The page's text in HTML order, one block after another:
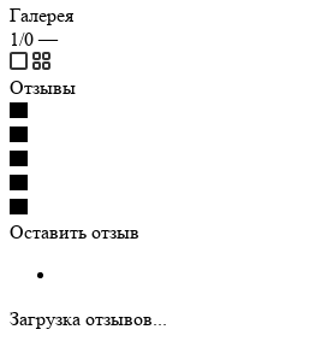
Галерея
1/0 —
Отзывы
Оставить отзыв
Загрузка отзывов...